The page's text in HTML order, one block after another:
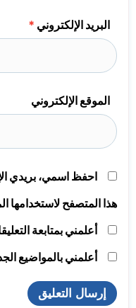
البريد الإلكتروني *
الموقع الإلكتروني
احفظ اسمي، بريدي
هذا المتصفح لاستخدامها
أعلمني بمتابعة
أعلمني بالمواضيع